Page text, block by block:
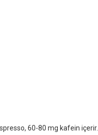
60-80 mg kafein içerir.